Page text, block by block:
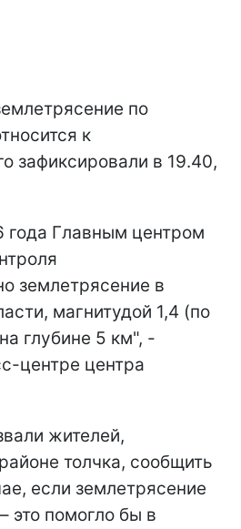
по
к
зафиксировали в 19.40,
года Главным центром
землетрясение в
магнитудой 1,4 (по
глубине 5 км", -
центре центра
жителей,
толчка, сообщить
если землетрясение
помогло бы в